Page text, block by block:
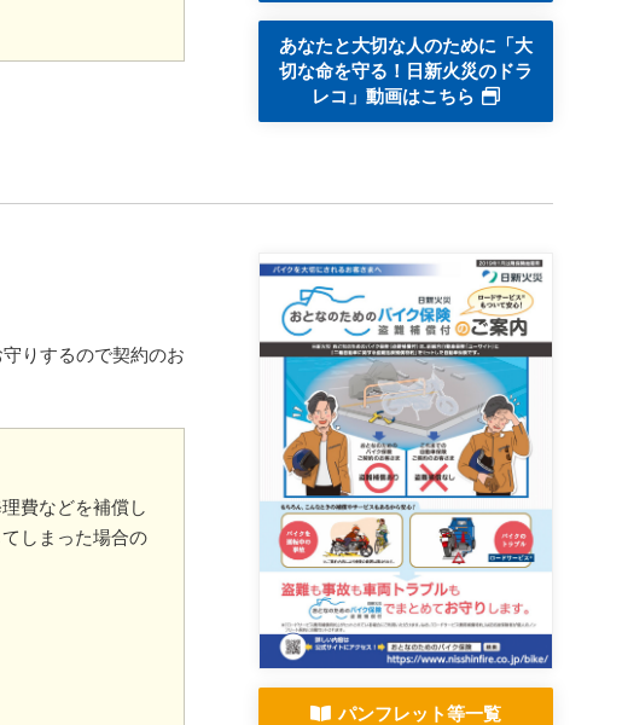
あなたと大切な人のために「大
切な命を守る！日新火災のドラ
レコ」動画はこちら
りするので契約のお
費などを補償し
しまった場合の
パンフレット等一覧